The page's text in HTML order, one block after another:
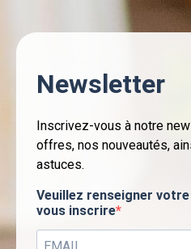
Newsletter
Inscrivez-vous à notre
offres, nos nouveautés,
astuces.
Veuillez renseigner
vous inscrire